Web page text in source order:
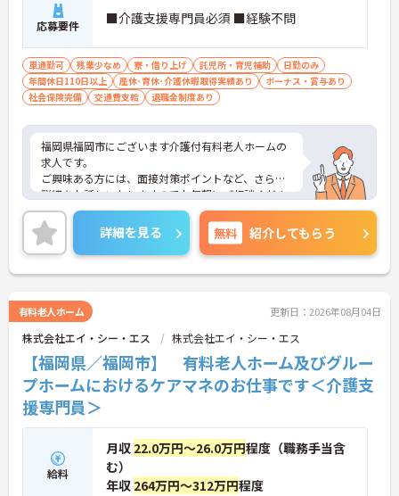
応募要件 ■介護支援専門員必須 ■経験不問
車通勤可 残業少なめ 寮・借り上げ 託児所・育児補助
日勤のみ
年間休日110日以上
産休･育休･介護休暇取得実績あり
ボーナス・賞与あり
社会保険完備
交通費支給 退職金制度あり
福岡県福岡市にございます介護付有料老人ホームの
求人です。
ご興味ある方には、面接対策ポイントなど、さらに
詳細をお話しいたしますのでお気軽にご相談くださ
い！
詳細を見る 無料 紹介してもらう
有料老人ホーム 更新日：2026年08月04日
株式会社エイ・シー・エス 株式会社エイ・シー・エス
【福岡県／福岡市】 有料老人ホーム及びグルー
プホームにおけるケアマネのお仕事です＜介護支
援専門員＞
給料
月収 22.0万円～26.0万円程度（職務手当含
む）
年収 264万円～312万円程度